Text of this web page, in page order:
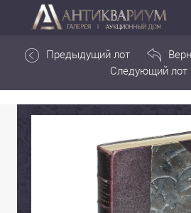
Предыдущий лот
Следующий лот